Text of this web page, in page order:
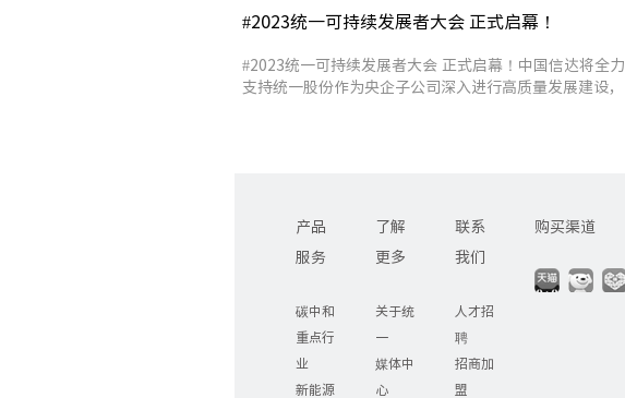
#2023统一可持续发展者大会 正式启幕！
#2023统一可持续发展者大会 正式启幕！中国信达将全力
支持统一股份作为央企子公司深入进行高质量发展建设，
产品
服务
碳中和
重点行
业
新能源
了解
更多
关于统
一
媒体中
心
联系
我们
人才招
聘
招商加
盟
购买渠道